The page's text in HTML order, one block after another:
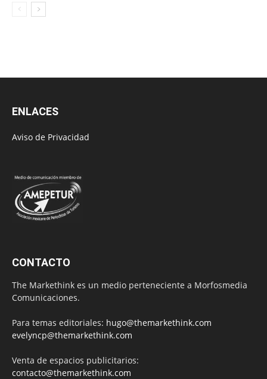
ENLACES
Aviso de Privacidad
CONTACTO
The Markethink es un medio perteneciente a Morfosmedia
Comunicaciones.
Para temas editoriales: hugo@themarkethink.com
evelyncp@themarkethink.com
Venta de espacios publicitarios:
contacto@themarkethink.com